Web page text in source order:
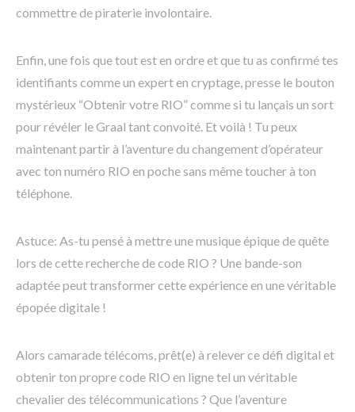
commettre de piraterie involontaire.
Enfin, une fois que tout est en ordre et que tu as confirmé tes
identifiants comme un expert en cryptage, presse le bouton
mystérieux “Obtenir votre RIO” comme si tu lançais un sort
pour révéler le Graal tant convoité. Et voilà ! Tu peux
maintenant partir à l’aventure du changement d’opérateur
avec ton numéro RIO en poche sans même toucher à ton
téléphone.
Astuce: As-tu pensé à mettre une musique épique de quête
lors de cette recherche de code RIO ? Une bande-son
adaptée peut transformer cette expérience en une véritable
épopée digitale !
Alors camarade télécoms, prêt(e) à relever ce défi digital et
obtenir ton propre code RIO en ligne tel un véritable
chevalier des télécommunications ? Que l’aventure